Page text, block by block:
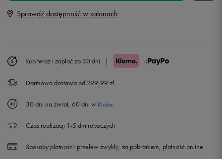
34-38
42-46 Powiadom o dostępności
46-50
Sprawdź dostępność w salonach
Kup teraz i zapłać za 30 dni |
Darmowa dostawa od 299,99 zł
30 dni na zwrot, 60 dni w Klubie
Czas realizacji 1-5 dni roboczych
Sposoby płatności: przelew zwykły, za pobraniem, płatność online